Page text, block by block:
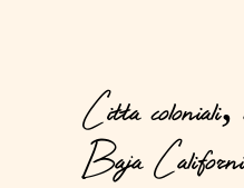
Citta
Baja